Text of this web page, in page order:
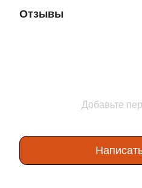
Отзывы
Добавьте